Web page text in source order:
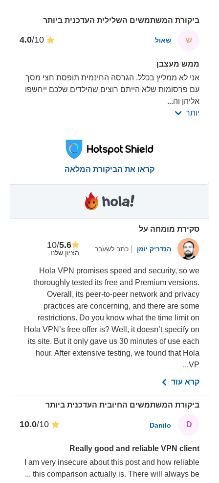
ביקורת המשתמשים השלילית העדכנית ביותר
ש שאול /10
ממש מעצבן
אני לא ממליץ בכלל. הגרסה החינמית תופסת חצי מסך
עם פרסומות שלא הייתם רוצים שהילדים שלכם ייחשפו
אליהן וה...
יותר
קראו את הביקורת המלאה
סקירת מומחה על
הנדריק יומן כתב לשעבר הציון שלנו
5.6
/10
Hola VPN promises speed and security, so we
thoroughly tested its free and Premium versions.
Overall, its peer-to-peer network and privacy
practices are concerning, and there are some
restrictions. Do you know what the time limit on
Hola VPN’s free offer is? Well, it doesn’t specify on
its site. But it only gave us 30 minutes of use each
hour. After extensive testing, we found that Hola
VP...
קרא עוד
ביקורת המשתמשים החיובית העדכנית ביותר
D
Danilo
/10
Really good and reliable VPN client
I am very insecure about this post and how reliable
this comparison actually is. There will always be
...